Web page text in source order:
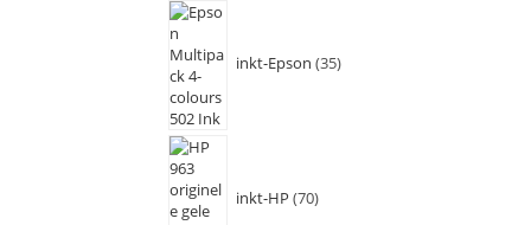
inkt-Epson 35
inkt-HP 70